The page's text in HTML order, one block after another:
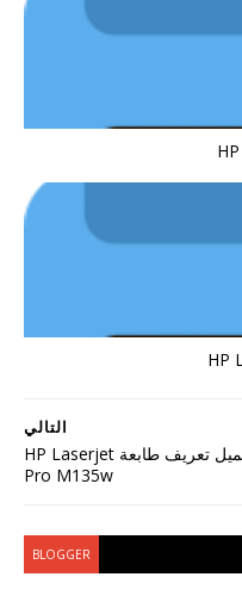
التالي
تحميل تعريف طابعة HP Laserjet
Pro M135w
BLOGGER